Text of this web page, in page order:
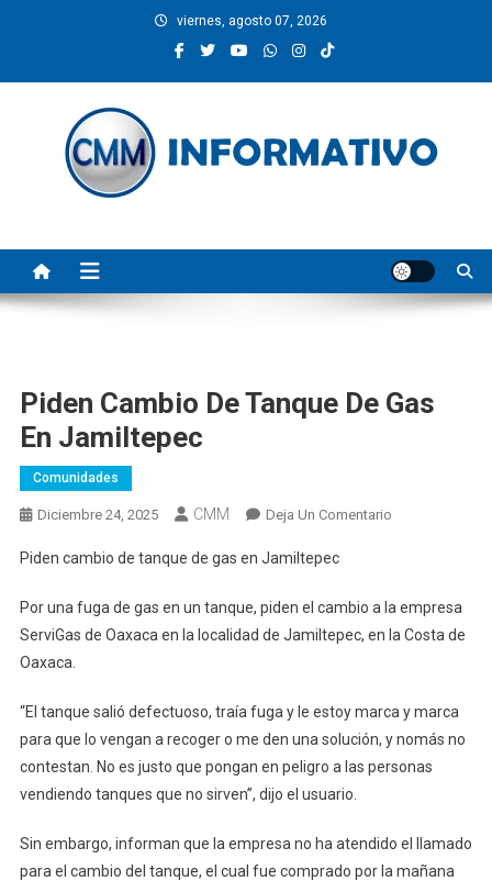
viernes, agosto 07, 2026
Piden Cambio De Tanque De Gas
En Jamiltepec
Comunidades
Diciembre 24, 2025 CMM Deja Un ComentarioEn
Tanque
De
Jamiltepec
Piden cambio de tanque de gas en Jamiltepec
Por una fuga de gas en un tanque, piden el cambio a la empresa
ServiGas de Oaxaca en la localidad de Jamiltepec, en la Costa de
Oaxaca.
“El tanque salió defectuoso, traía fuga y le estoy marca y marca
para que lo vengan a recoger o me den una solución, y nomás no
contestan. No es justo que pongan en peligro a las personas
vendiendo tanques que no sirven”, dijo el usuario.
Sin embargo, informan que la empresa no ha atendido el llamado
para el cambio del tanque, el cual fue comprado por la mañana